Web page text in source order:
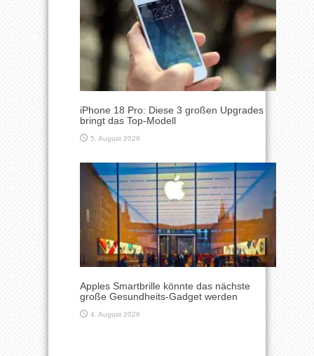
iPhone 18 Pro: Diese 3 großen Upgrades
bringt das Top-Modell
5. August 2026
Apples Smartbrille könnte das nächste
große Gesundheits-Gadget werden
4. August 2026